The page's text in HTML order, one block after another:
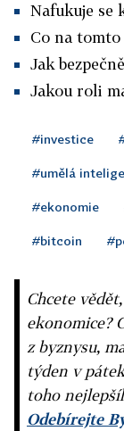
Nafukuje se
Co na
Jak
Jakou roli
#investice
#umělá
#ekonomie
#bitcoin
Chcete
ekonomice?
z byznysu,
týden v
toho
Odebírejte